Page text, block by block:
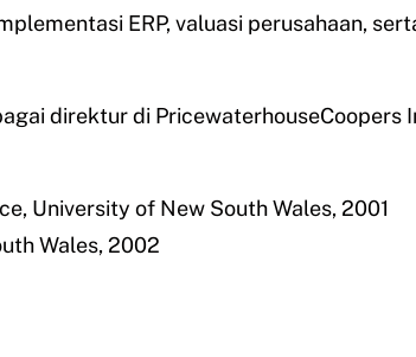
ERP, valuasi perusahaan,
direktur di PricewaterhouseCoopers
University of New South Wales, 2001
Wales, 2002